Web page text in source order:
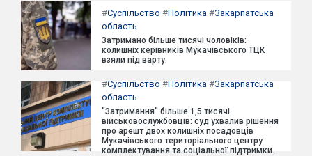
#Суспільство #Політика #Закарпатська
область
Затримано більше тисячі чоловіків:
колишніх керівників Мукачівського ТЦК
взяли під варту.
#Суспільство #Політика #Закарпатська
область
"Затримання" більше 1,5 тисячі
військовослужбовців: суд ухвалив рішення
про арешт двох колишніх посадовців
Мукачівського територіального центру
комплектування та соціальної підтримки.